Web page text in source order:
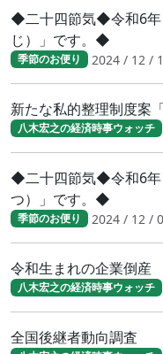
◆二十四節気◆令和6年
じ）」です。◆
季節のお便り 2024 / 12 /
新たな私的整理制度案
八木宏之の経済時事ウォッチ
◆二十四節気◆令和6年
つ）」です。◆
季節のお便り 2024 / 12 /
令和生まれの企業倒産
八木宏之の経済時事ウォッチ
全国後継者動向調査